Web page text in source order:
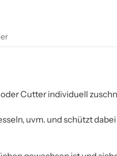
Cutter individuell
uvm. und schützt